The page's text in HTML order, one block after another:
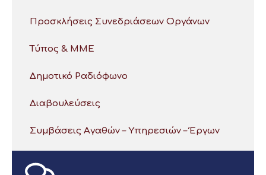
Προσκλήσεις Συνεδριάσεων Οργάνων
Τύπος & ΜΜΕ
Δημοτικό Ραδιόφωνο
Διαβουλεύσεις
Συμβάσεις Αγαθών – Υπηρεσιών – Έργων